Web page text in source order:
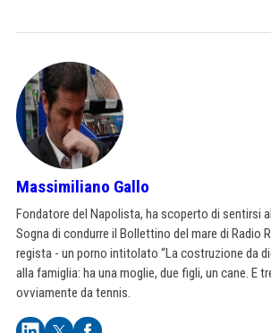
Massimiliano Gallo
Fondatore del Napolista, ha scoperto di sentirsi
Sogna di condurre il Bollettino del mare di Radio
regista - un porno intitolato “La costruzione da
alla famiglia: ha una moglie, due figli, un cane. E
ovviamente da tennis.